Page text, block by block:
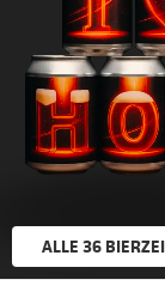
ALLE 36